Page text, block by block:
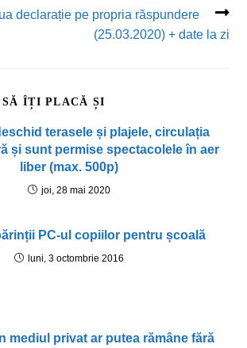
declarație pe propria răspundere
(25.03.2020) + date la zi
SĂ ÎȚI PLACĂ ȘI
terasele și plajele, circulația
și sunt permise spectacolele în aer
liber (max. 500p)
joi, 28 mai 2020
PC-ul copiilor pentru școală
luni, 3 octombrie 2016
mediul privat ar putea rămâne fără